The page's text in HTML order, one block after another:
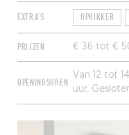
EXTRA'S OPKIKKER
PRIJZEN € 36 tot €
OPENINGSUREN
Van 12 tot
uur.